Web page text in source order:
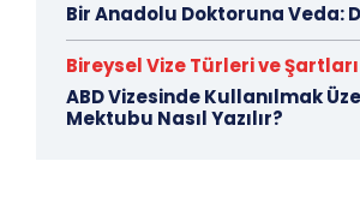
Bir Anadolu Doktoruna Veda:
Bireysel Vize Türleri ve Şartları
ABD Vizesinde Kullanılmak
Mektubu Nasıl Yazılır?